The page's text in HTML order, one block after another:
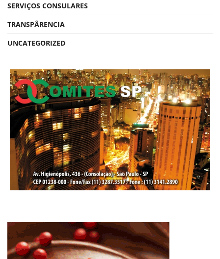
SERVIÇOS CONSULARES
TRANSPÂRENCIA
UNCATEGORIZED